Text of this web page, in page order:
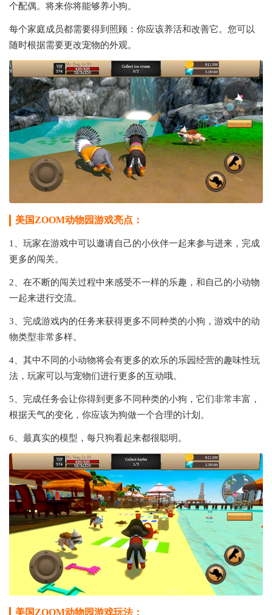
个配偶。将来你将能够养小狗。
每个家庭成员都需要得到照顾：你应该养活和改善它。您可以
随时根据需要更改宠物的外观。
美国ZOOM动物园游戏亮点：
1、玩家在游戏中可以邀请自己的小伙伴一起来参与进来，完成
更多的闯关。
2、在不断的闯关过程中来感受不一样的乐趣，和自己的小动物
一起来进行交流。
3、完成游戏内的任务来获得更多不同种类的小狗，游戏中的动
物类型非常多样。
4、其中不同的小动物将会有更多的欢乐的乐园经营的趣味性玩
法，玩家可以与宠物们进行更多的互动哦。
5、完成任务会让你得到更多不同种类的小狗，它们非常丰富，
根据天气的变化，你应该为狗做一个合理的计划。
6、最真实的模型，每只狗看起来都很聪明。
美国ZOOM动物园游戏玩法：